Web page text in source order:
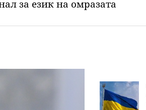
за език на омразата